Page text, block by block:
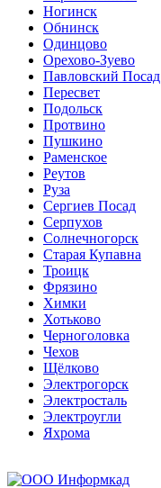
Ногинск
Обнинск
Одинцово
Орехово-Зуево
Павловский Посад
Пересвет
Подольск
Протвино
Пушкино
Раменское
Реутов
Руза
Сергиев Посад
Серпухов
Солнечногорск
Старая Купавна
Троицк
Фрязино
Химки
Хотьково
Черноголовка
Чехов
Щёлково
Электрогорск
Электросталь
Электроугли
Яхрома